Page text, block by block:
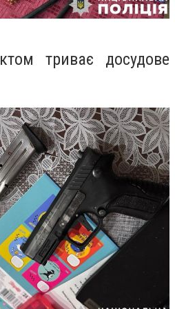
триває досудове